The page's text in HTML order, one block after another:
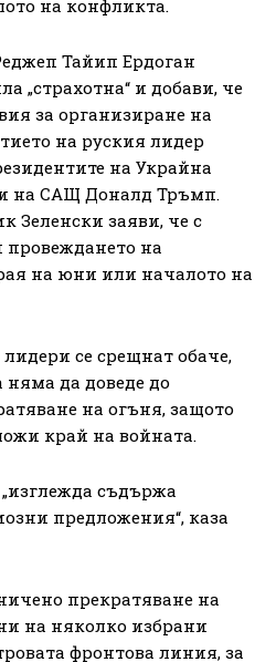
на конфликта.
Тайип Ердоган
„страхотна“ и добави, че
за организиране на
на руския лидер
на Украйна
на САЩ Доналд Тръмп.
Зеленски заяви, че с
провеждането на
на юни или началото на
се срещнат обаче,
няма да доведе до
на огъня, защото
край на войната.
съдържа
предложения“, каза
прекратяване на
на няколко избрани
фронтова линия, за